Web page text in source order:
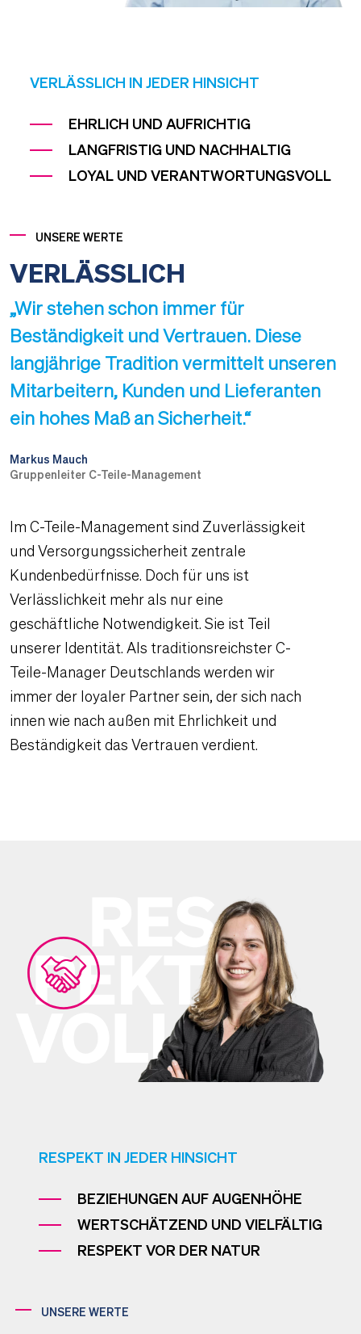
UNSERE WERTE
VERLÄSSLICH
„Wir stehen schon immer für
Beständigkeit und Vertrauen. Diese
langjährige Tradition vermittelt unseren
Mitarbeitern, Kunden und Lieferanten
ein hohes Maß an Sicherheit.“
Markus Mauch
Gruppenleiter C-Teile-Management
Im C-Teile-Management sind Zuverlässigkeit
und Versorgungssicherheit zentrale
Kundenbedürfnisse. Doch für uns ist
Verlässlichkeit mehr als nur eine
geschäftliche Notwendigkeit. Sie ist Teil
unserer Identität. Als traditionsreichster C-
Teile-Manager Deutschlands werden wir
immer der loyaler Partner sein, der sich nach
innen wie nach außen mit Ehrlichkeit und
Beständigkeit das Vertrauen verdient.
VERLÄSSLICH IN JEDER HINSICHT
EHRLICH UND AUFRICHTIG
LANGFRISTIG UND NACHHALTIG
LOYAL UND VERANTWORTUNGSVOLL
RESPEKT IN JEDER HINSICHT
BEZIEHUNGEN AUF AUGENHÖHE
WERTSCHÄTZEND UND VIELFÄLTIG
RESPEKT VOR DER NATUR
UNSERE WERTE